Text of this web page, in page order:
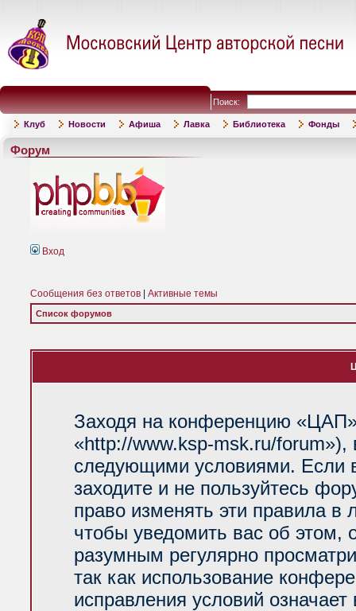
Поиск:
Клуб Новости Афиша Лавка Библиотека Фонды
Форум
Вход
Сообщения без ответов Активные темы
Список форумов
Заходя на конференцию
«http://www.ksp-msk.ru/forum»),
следующими условиями. Если
заходите и не пользуйтесь
право изменять эти правила
чтобы уведомить вас об
разумным регулярно
так как использование
исправления условий